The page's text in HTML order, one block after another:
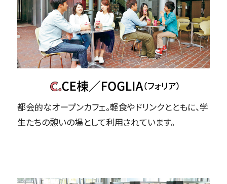
都会的なオープンカフェ。軽食やドリンクとともに、学
生たちの憩いの場として利用されています。